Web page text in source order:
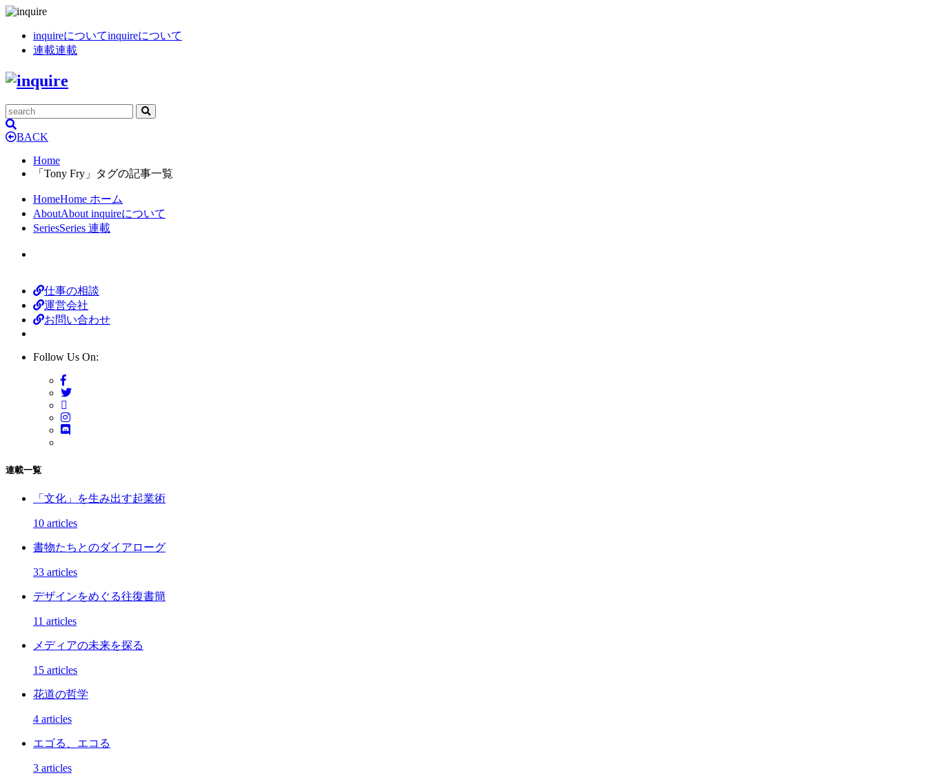
inquireについてinquireについて
連載連載
BACK
Home
「Tony Fry」タグの記事一覧
HomeHome ホーム
AboutAbout inquireについて
SeriesSeries 連載
仕事の相談
運営会社
お問い合わせ
Follow Us On:
連載一覧
「文化」を生み出す起業術
10 articles
書物たちとのダイアローグ
33 articles
デザインをめぐる往復書簡
11 articles
メディアの未来を探る
15 articles
花道の哲学
4 articles
エゴる、エコる
3 articles